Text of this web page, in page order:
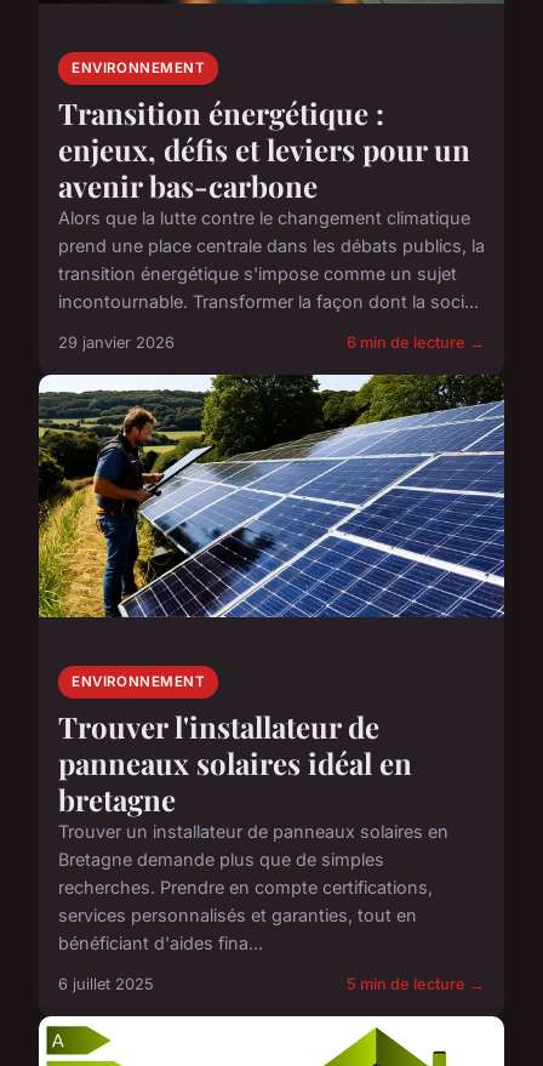
ENVIRONNEMENT
Transition énergétique :
enjeux, défis et leviers pour un
avenir bas-carbone
Alors que la lutte contre le changement climatique
prend une place centrale dans les débats publics, la
transition énergétique s'impose comme un sujet
incontournable. Transformer la façon dont la soci...
29 janvier 2026 6 min de lecture →
ENVIRONNEMENT
Trouver l'installateur de
panneaux solaires idéal en
bretagne
Trouver un installateur de panneaux solaires en
Bretagne demande plus que de simples
recherches. Prendre en compte certifications,
services personnalisés et garanties, tout en
bénéficiant d'aides fina...
6 juillet 2025 5 min de lecture →